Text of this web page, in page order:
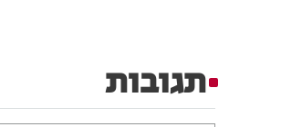
תגובות